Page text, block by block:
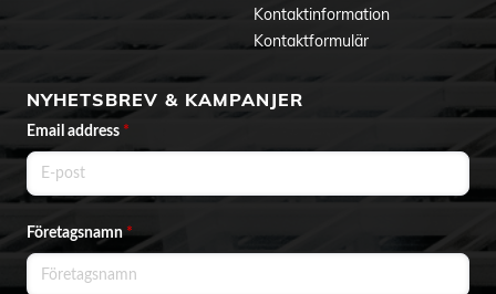
Kontaktinformation
Kontaktformulär
NYHETSBREV & KAMPANJER
Email address *
Företagsnamn*